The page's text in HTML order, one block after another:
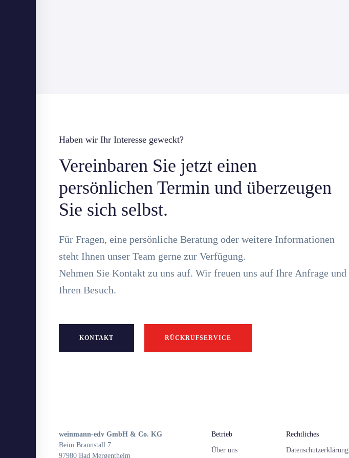
Haben wir Ihr Interesse geweckt?
Vereinbaren Sie jetzt einen
persönlichen Termin und überzeugen
Sie sich selbst.
Für Fragen, eine persönliche Beratung oder weitere Informationen
steht Ihnen unser Team gerne zur Verfügung.
Nehmen Sie Kontakt zu uns auf. Wir freuen uns auf Ihre Anfrage und
Ihren Besuch.
KONTAKT RÜCKRUFSERVICE
weinmann-edv GmbH & Co. KG
Beim Braunstall 7
97980 Bad Mergentheim
Betrieb
Über uns
Rechtliches
Datenschutzerklärung